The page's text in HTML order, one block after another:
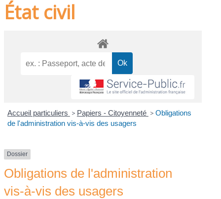
État civil
Accueil particuliers > Papiers - Citoyenneté > Obligations
de l'administration vis-à-vis des usagers
Dossier
Obligations de l'administration
vis-à-vis des usagers